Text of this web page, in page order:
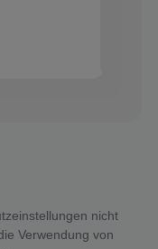
nicht
Verwendung von